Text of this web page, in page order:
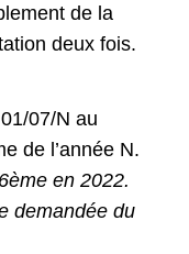
de la
deux fois.
07/N au
de l’année N.
en 2022.
demandée du